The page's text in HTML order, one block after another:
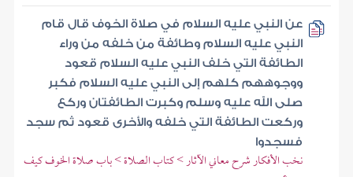
عن النبي عليه السلام في صلاة الخوف قال قام
النبي عليه السلام وطائفة من خلفه من وراء
الطائفة التي خلف النبي عليه السلام قعود
ووجوههم كلهم إلى النبي عليه السلام فكبر
صلى الله عليه وسلم وكبرت الطائفتان وركع
وركعت الطائفة التي خلفه والأخرى قعود ثم سجد
فسجدوا
نخب الأفكار شرح معاني الآثار > كتاب الصلاة > باب صلاة الخوف كيف